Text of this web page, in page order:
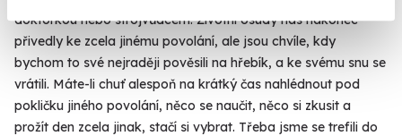
doktorkou nebo strojvůdcem. Životní osudy nás nakonec
přivedly ke zcela jinému povolání, ale jsou chvíle, kdy
bychom to své nejraději pověsili na hřebík, a ke svému snu se
vrátili. Máte-li chuť alespoň na krátký čas nahlédnout pod
pokličku jiného povolání, něco se naučit, něco si zkusit a
prožít den zcela jinak, stačí si vybrat. Třeba jsme se trefili do